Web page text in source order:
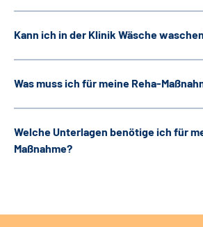
Kann ich in der Klinik Wäsche
Was muss ich für meine Reha-
Welche Unterlagen benötige ich für
Maßnahme?